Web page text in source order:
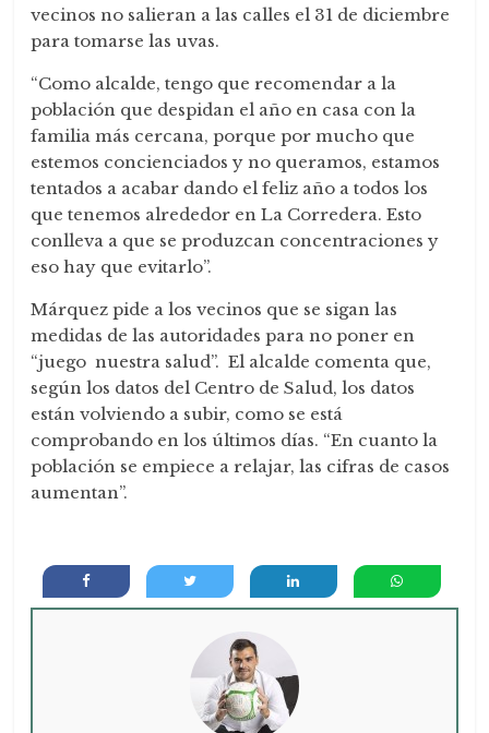
vecinos no salieran a las calles el 31 de diciembre
para tomarse las uvas.
“Como alcalde, tengo que recomendar a la
población que despidan el año en casa con la
familia más cercana, porque por mucho que
estemos concienciados y no queramos, estamos
tentados a acabar dando el feliz año a todos los
que tenemos alrededor en La Corredera. Esto
conlleva a que se produzcan concentraciones y
eso hay que evitarlo”.
Márquez pide a los vecinos que se sigan las
medidas de las autoridades para no poner en
“juego nuestra salud”. El alcalde comenta que,
según los datos del Centro de Salud, los datos
están volviendo a subir, como se está
comprobando en los últimos días. “En cuanto la
población se empiece a relajar, las cifras de casos
aumentan”.